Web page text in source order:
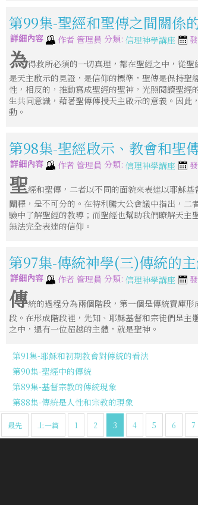
第99集-聖經和聖傳之間關係
詳細內容 作者 管理員 分類: 信理神學講座
為得救所必須的一切真理，都在聖經之中，從
是天主啟示的見證，是信仰的標準，聖傳是保持
性，相反的，推動寫成聖經的聖神，光照閱讀聖
生共同意識，藉著聖傳傳授天主啟示的意義。因
動。
第98集-聖經啟示、教會和聖
詳細內容 作者 管理員 分類: 信理神學講座
聖經和聖傳，二者以不同的面貌來表達以耶穌
闡釋，是不可分的。在特利騰大公會議中指出，
驗中了解聖經的教導；而聖經也幫助我們瞭解天
無法完全表達的信仰。
第97集-傳統神學(三)傳統的
詳細內容 作者 管理員 分類: 信理神學講座
傳統的過程分為兩個階段，第一個是傳統寶庫
段。在形成階段裡，先知、耶穌基督和宗徒們是
之中，還有一位超越的主體，就是聖神。
第91集-耶穌和初期教會對傳統的看法
第90集-聖經中的傳統
第89集-基督宗教的傳統現象
第88集-傳統是人性和宗教的現象
最先 上一篇 1 2 3 4 5 6 7